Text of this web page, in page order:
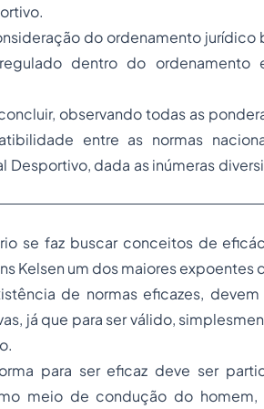
do ordenamento jurídico
dentro do ordenamento
observando todas as
entre as normas
Desportivo, dada as inúmeras
se faz buscar conceitos de
Kelsen um dos maiores expoentes
de normas eficazes,
já que para ser válido,
para ser eficaz deve ser
meio de condução do